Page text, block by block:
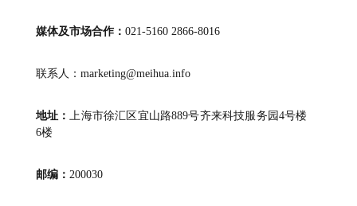
媒体及市场合作： 021-5160 2866-8016
联系人：marketing@meihua.info
地址：
上海市徐汇区宜山路889号齐来科技服务园4号楼
6楼
邮编： 200030